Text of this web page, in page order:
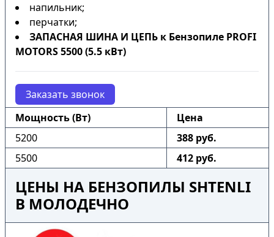
напильник;
перчатки;
ЗАПАСНАЯ ШИНА И ЦЕПЬ к Бензопиле PROFI
MOTORS 5500 (5.5 кВт)
Заказать звонок
Мощность (Вт)
Цена
5200
388 руб.
5500
412 руб.
ЦЕНЫ НА БЕНЗОПИЛЫ SHTENLI
В МОЛОДЕЧНО